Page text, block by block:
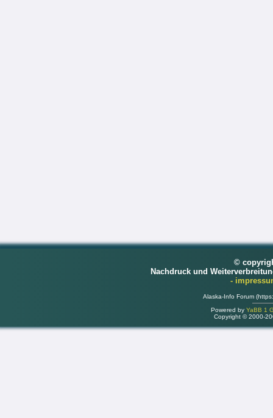
©
Nachdruck und
-
Alaska-Info Forum
Powered by YaBB 1
Copyright © 2000-